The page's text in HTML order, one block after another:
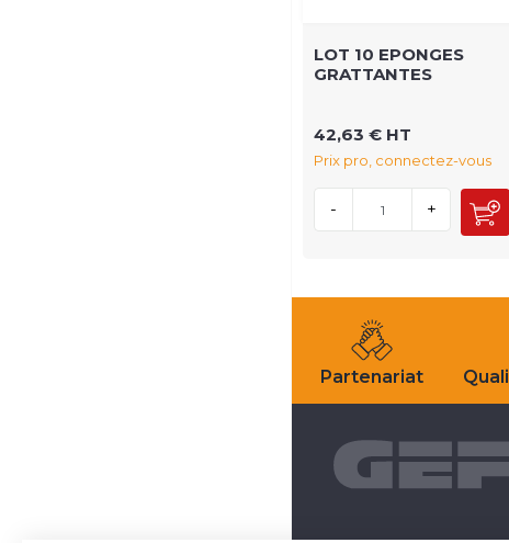
LOT 10 EPONGES
GRATTANTES
42,63 € HT
Prix pro, connectez-vous
- +
Partenariat